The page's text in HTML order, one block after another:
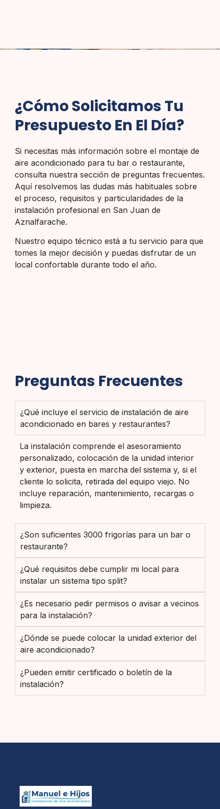
¿Cómo Solicitamos Tu
Presupuesto En El Día?
Si necesitas más información sobre el montaje de
aire acondicionado para tu bar o restaurante,
consulta nuestra sección de preguntas frecuentes.
Aquí resolvemos las dudas más habituales sobre
el proceso, requisitos y particularidades de la
instalación profesional en San Juan de
Aznalfarache.
Nuestro equipo técnico está a tu servicio para que
tomes la mejor decisión y puedas disfrutar de un
local confortable durante todo el año.
Preguntas Frecuentes
¿Qué incluye el servicio de instalación de aire
acondicionado en bares y restaurantes?
La instalación comprende el asesoramiento
personalizado, colocación de la unidad interior
y exterior, puesta en marcha del sistema y, si el
cliente lo solicita, retirada del equipo viejo. No
incluye reparación, mantenimiento, recargas o
limpieza.
¿Son suficientes 3000 frigorías para un bar o
restaurante?
¿Qué requisitos debe cumplir mi local para
instalar un sistema tipo split?
¿Es necesario pedir permisos o avisar a vecinos
para la instalación?
¿Dónde se puede colocar la unidad exterior del
aire acondicionado?
¿Pueden emitir certificado o boletín de la
instalación?